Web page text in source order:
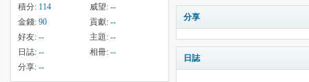
積分: 114 威望: --
金錢: 90 貢獻: --
好友: -- 主題: --
日誌: -- 相冊: --
分享: --
分享
日誌